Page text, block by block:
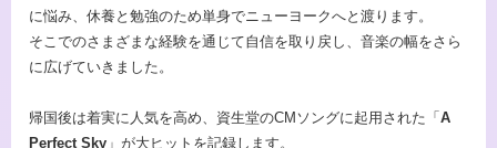
に悩み、休養と勉強のため単身でニューヨークへと渡ります。
そこでのさまざまな経験を通じて自信を取り戻し、音楽の幅をさら
に広げていきました。
帰国後は着実に人気を高め、資生堂のCMソングに起用された「 A
Perfect Sky 」が大ヒットを記録します。